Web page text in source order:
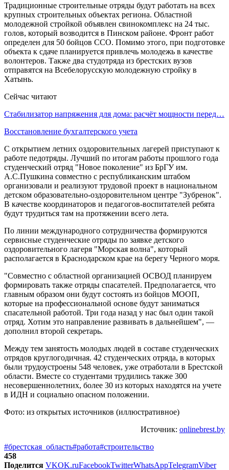
Традиционные строительные отряды будут работать на всех
крупных строительных объектах региона. Областной
молодежной стройкой объявлен свинокомплекс на 24 тыс.
голов, который возводится в Пинском районе. Фронт работ
определен для 50 бойцов ССО. Помимо этого, при подготовке
объекта к сдаче планируется привлечь молодежь в качестве
волонтеров. Также два студотряда из брестских вузов
отправятся на Всебелорусскую молодежную стройку в
Хатынь.
Сейчас читают
Стабилизатор напряжения для дома: расчёт мощности перед…
Восстановление бухгалтерского учета
С открытием летних оздоровительных лагерей приступают к
работе педотряды. Лучший по итогам работы прошлого года
студенческий отряд "Новое поколение" из БрГУ им.
А.С.Пушкина совместно с республиканским штабом
организовали и реализуют трудовой проект в национальном
детском образовательно-оздоровительном центре "Зубренок".
В качестве координаторов и педагогов-воспитателей ребята
будут трудиться там на протяжении всего лета.
По линии международного сотрудничества формируются
сервисные студенческие отряды по заявке детского
оздоровительного лагеря "Морская волна", который
располагается в Краснодарском крае на берегу Черного моря.
"Совместно с областной организацией ОСВОД планируем
формировать также отряды спасателей. Предполагается, что
главным образом они будут состоять из бойцов МООП,
которые на профессиональной основе будут заниматься
спасательной работой. Три года назад у нас был один такой
отряд. Хотим это направление развивать в дальнейшем", —
дополнил второй секретарь.
Между тем занятость молодых людей в составе студенческих
отрядов круглогодичная. 42 студенческих отряда, в которых
были трудоустроены 548 человек, уже отработали в Брестской
области. Вместе со студентами трудились также 300
несовершеннолетних, более 30 из которых находятся на учете
в ИДН и социально опасном положении.
Фото: из открытых источников (иллюстративное)
Источник: onlinebrest.by
#брестская_область#работа#строительство
458
Поделится VKOK.ruFacebookTwitterWhatsAppTelegramViber